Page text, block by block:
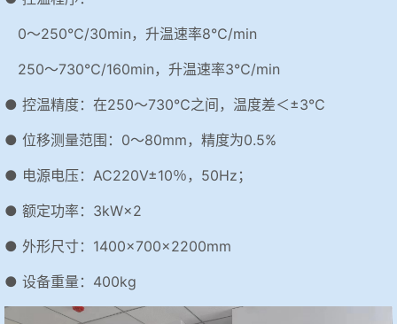
0～250℃/30min，升温速率8℃/min
250～730℃/160min，升温速率3℃/min
● 控温精度：在250～730℃之间，温度差＜±3℃
● 位移测量范围：0～80mm，精度为0.5%
● 电源电压：AC220V±10％，50Hz；
● 额定功率：3kW×2
● 外形尺寸：1400×700×2200mm
● 设备重量：400kg